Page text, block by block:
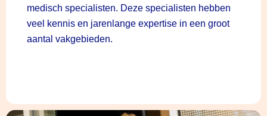
medisch specialisten. Deze specialisten hebben
veel kennis en jarenlange expertise in een groot
aantal vakgebieden.